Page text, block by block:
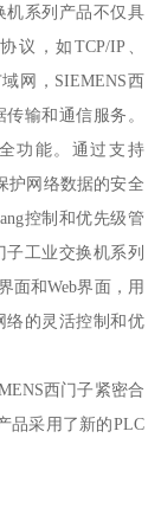
机系列产品不仅具
，如TCP/IP、
网，SIEMENS西
输和通信服务。
功能。通过支持
护网络数据的安全
控制和优先级管
工业交换机系列
面和Web界面，用
络的灵活控制和优
西门子紧密合
品采用了新的PLC